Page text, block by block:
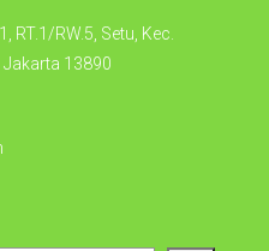
RT.1/RW.5, Setu, Kec.
Jakarta 13890